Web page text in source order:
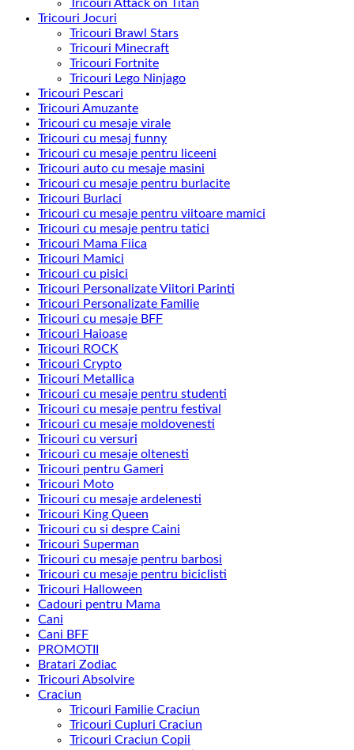
Tricouri Attack on Titan
Tricouri Jocuri
Tricouri Brawl Stars
Tricouri Minecraft
Tricouri Fortnite
Tricouri Lego Ninjago
Tricouri Pescari
Tricouri Amuzante
Tricouri cu mesaje virale
Tricouri cu mesaj funny
Tricouri cu mesaje pentru liceeni
Tricouri auto cu mesaje masini
Tricouri cu mesaje pentru burlacite
Tricouri Burlaci
Tricouri cu mesaje pentru viitoare mamici
Tricouri cu mesaje pentru tatici
Tricouri Mama Fiica
Tricouri Mamici
Tricouri cu pisici
Tricouri Personalizate Viitori Parinti
Tricouri Personalizate Familie
Tricouri cu mesaje BFF
Tricouri Haioase
Tricouri ROCK
Tricouri Crypto
Tricouri Metallica
Tricouri cu mesaje pentru studenti
Tricouri cu mesaje pentru festival
Tricouri cu mesaje moldovenesti
Tricouri cu versuri
Tricouri cu mesaje oltenesti
Tricouri pentru Gameri
Tricouri Moto
Tricouri cu mesaje ardelenesti
Tricouri King Queen
Tricouri cu si despre Caini
Tricouri Superman
Tricouri cu mesaje pentru barbosi
Tricouri cu mesaje pentru biciclisti
Tricouri Halloween
Cadouri pentru Mama
Cani
Cani BFF
PROMOTII
Bratari Zodiac
Tricouri Absolvire
Craciun
Tricouri Familie Craciun
Tricouri Cupluri Craciun
Tricouri Craciun Copii